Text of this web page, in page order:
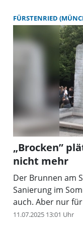
FÜRSTENRIED
„Brocken”
nicht mehr
Der Brunnen am
Sanierung im
auch. Aber nur für
11.07.2025 13:01 Uhr